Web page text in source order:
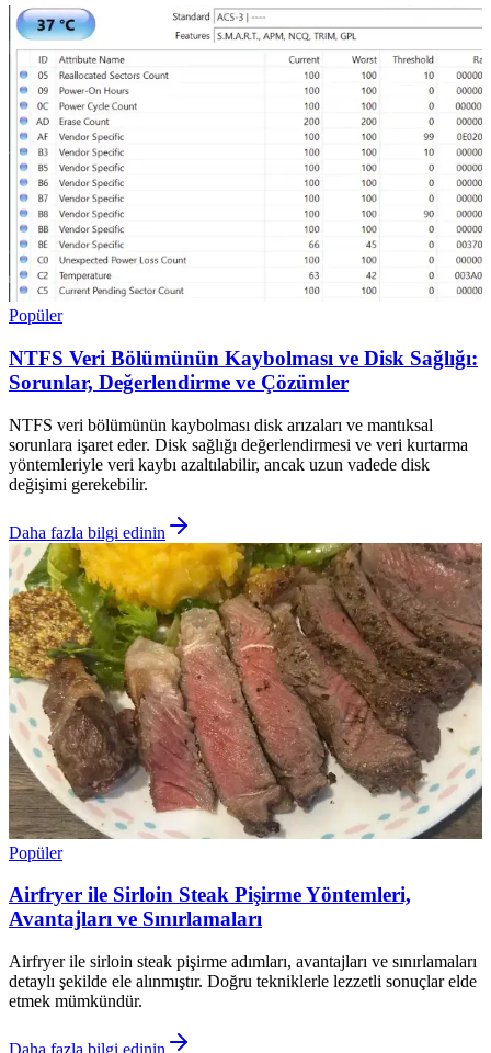
Popüler
NTFS Veri Bölümünün Kaybolması ve Disk Sağlığı:
Sorunlar, Değerlendirme ve Çözümler
NTFS veri bölümünün kaybolması disk arızaları ve mantıksal
sorunlara işaret eder. Disk sağlığı değerlendirmesi ve veri kurtarma
yöntemleriyle veri kaybı azaltılabilir, ancak uzun vadede disk
değişimi gerekebilir.
Daha fazla bilgi edinin
Popüler
Airfryer ile Sirloin Steak Pişirme Yöntemleri,
Avantajları ve Sınırlamaları
Airfryer ile sirloin steak pişirme adımları, avantajları ve sınırlamaları
detaylı şekilde ele alınmıştır. Doğru tekniklerle lezzetli sonuçlar elde
etmek mümkündür.
Daha fazla bilgi edinin